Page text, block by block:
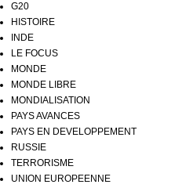
G20
HISTOIRE
INDE
LE FOCUS
MONDE
MONDE LIBRE
MONDIALISATION
PAYS AVANCES
PAYS EN DEVELOPPEMENT
RUSSIE
TERRORISME
UNION EUROPEENNE